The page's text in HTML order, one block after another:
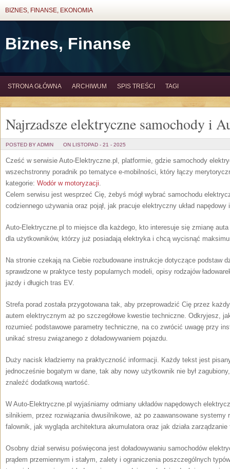
BIZNES, FINANSE, EKONOMIA
Biznes, Finanse
STRONA GŁÓWNA ARCHIWUM SPIS TREŚCI TAGI
Najrzadsze elektryczne samochody i
POSTED BY ADMIN ON LISTOPAD - 21 - 2025
Cześć w serwisie Auto-Elektryczne.pl, platformie, gdzie samochody
wszechstronny poradnik po tematyce e-mobilności, który łączy
kategorie: Wodór w motoryzacji.
Celem serwisu jest wesprzeć Cię, żebyś mógł wybrać samochodu
codziennego używania oraz pojął, jak pracuje elektryczny układ
Auto-Elektryczne.pl to miejsce dla każdego, kto interesuje się zmianę
dla użytkowników, którzy już posiadają elektryka i chcą wycisnąć
Na stronie czekają na Ciebie rozbudowane instrukcje dotyczące podstaw
sprawdzone w praktyce testy popularnych modeli, opisy rodzajów
jazdy i długich tras EV.
Strefa porad została przygotowana tak, aby przeprowadzić Cię przez
autem elektrycznym aż po szczegółowe kwestie techniczne. Odkryjesz,
rozumieć podstawowe parametry techniczne, na co zwrócić uwagę przy
unikać stresu związanego z doładowywaniem pojazdu.
Duży nacisk kładziemy na praktyczność informacji. Każdy tekst jest
jednocześnie bogatym w dane, tak aby nowy użytkownik nie był
znaleźć dodatkową wartość.
W Auto-Elektryczne.pl wyjaśniamy odmiany układów napędowych
silnikiem, przez rozwiązania dwusilnikowe, aż po zaawansowane systemy
falownik, jak wygląda architektura akumulatora oraz jak działa
Osobny dział serwisu poświęcona jest doładowywaniu samochodów
prądem przemiennym i stałym, zalety i ograniczenia poszczególnych